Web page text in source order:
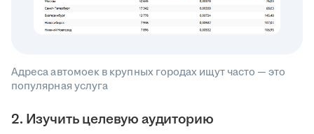
Адреса автомоек в крупных городах ищут часто — это
популярная услуга
2. Изучить целевую аудиторию